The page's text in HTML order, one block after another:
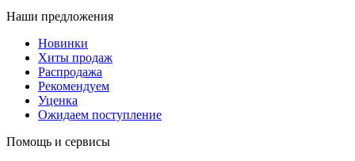
Наши предложения
Новинки
Хиты продаж
Распродажа
Рекомендуем
Уценка
Ожидаем поступление
Помощь и сервисы